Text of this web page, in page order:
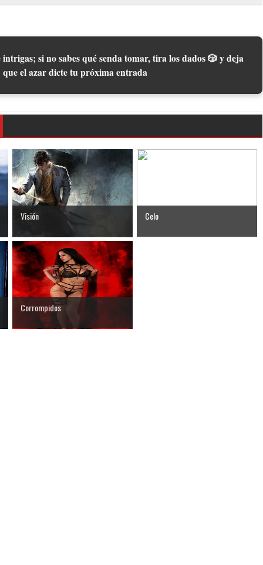
si no sabes qué senda tomar, tira los dados 🎲 y deja
que el azar dicte tu próxima entrada
Visión Celo
Corrompidos